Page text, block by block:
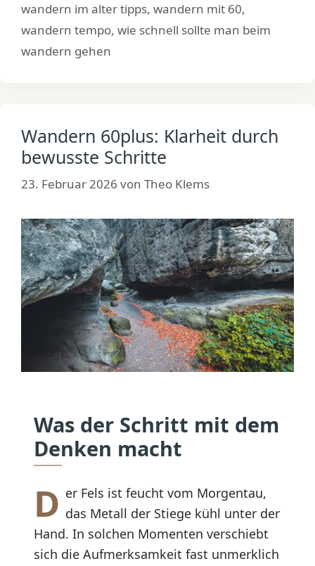
wandern im alter tipps, wandern mit 60,
wandern tempo, wie schnell sollte man beim
wandern gehen
Wandern 60plus: Klarheit durch
bewusste Schritte
23. Februar 2026 von Theo Klems
Was der Schritt mit dem
Denken macht
D er Fels ist feucht vom Morgentau,
das Metall der Stiege kühl unter der
Hand. In solchen Momenten verschiebt
sich die Aufmerksamkeit fast unmerklich